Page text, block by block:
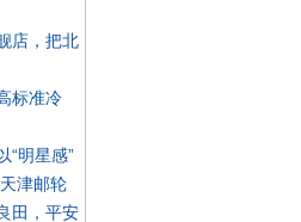
店，把北
标准冷
“明星感”
津邮轮
田，平安